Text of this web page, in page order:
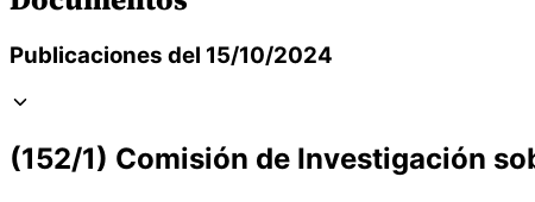
Publicaciones del 15/10/2024
(152/1) Comisión de Investigación